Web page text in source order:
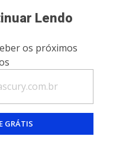
Lendo
os próximos